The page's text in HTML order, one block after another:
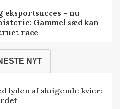
eksportsucces – nu
Gammel sæd kan
race
NYT
lyden af skrigende kvier: